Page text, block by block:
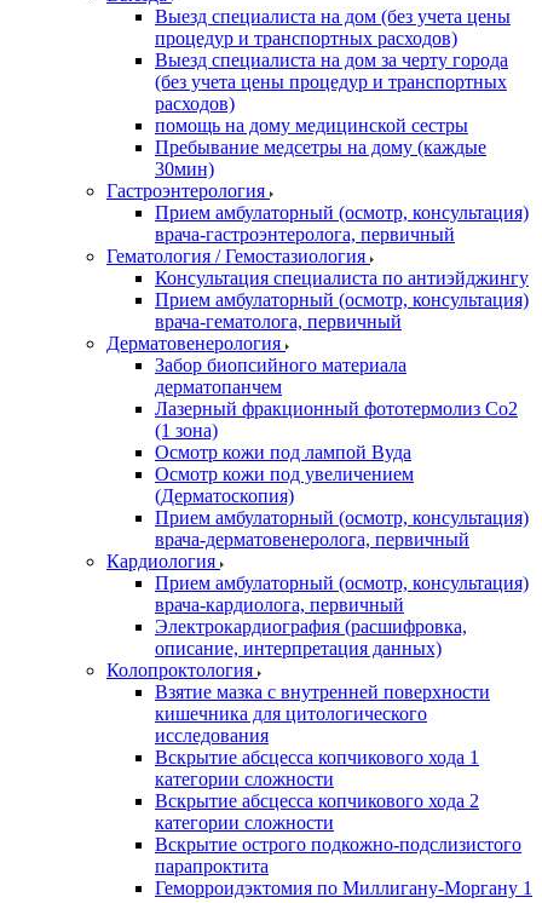
Выезд специалиста на дом (без учета цены
процедур и транспортных расходов)
Выезд специалиста на дом за черту города
(без учета цены процедур и транспортных
расходов)
помощь на дому медицинской сестры
Пребывание медсетры на дому (каждые
30мин)
Гастроэнтерология
Прием амбулаторный (осмотр, консультация)
врача-гастроэнтеролога, первичный
Гематология / Гемостазиология
Консультация специалиста по антиэйджингу
Прием амбулаторный (осмотр, консультация)
врача-гематолога, первичный
Дерматовенерология
Забор биопсийного материала
дерматопанчем
Лазерный фракционный фототермолиз Со2
(1 зона)
Осмотр кожи под лампой Вуда
Осмотр кожи под увеличением
(Дерматоскопия)
Прием амбулаторный (осмотр, консультация)
врача-дерматовенеролога, первичный
Кардиология
Прием амбулаторный (осмотр, консультация)
врача-кардиолога, первичный
Электрокардиография (расшифровка,
описание, интерпретация данных)
Колопроктология
Взятие мазка с внутренней поверхности
кишечника для цитологического
исследования
Вскрытие абсцесса копчикового хода 1
категории сложности
Вскрытие абсцесса копчикового хода 2
категории сложности
Вскрытие острого подкожно-подслизистого
парапроктита
Геморроидэктомия по Миллигану-Моргану 1